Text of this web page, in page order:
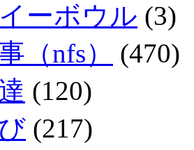
ーボウル (3)
（nfs）
(470)
(120)
(217)